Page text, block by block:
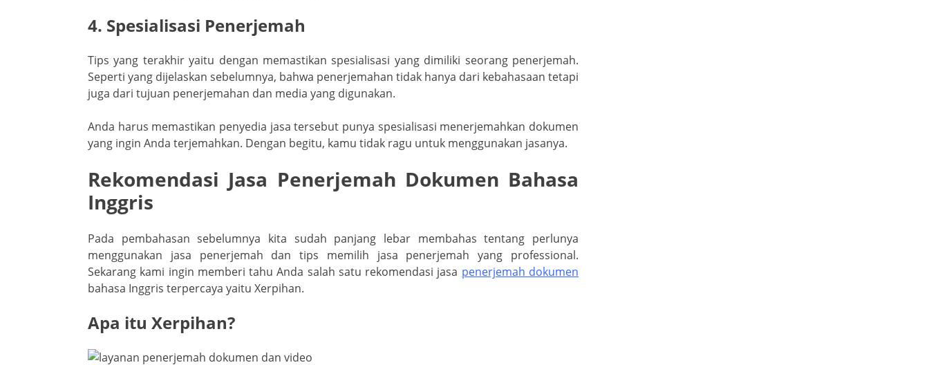
4. Spesialisasi Penerjemah
Tips yang terakhir yaitu dengan memastikan spesialisasi yang dimiliki seorang penerjemah.
Seperti yang dijelaskan sebelumnya, bahwa penerjemahan tidak hanya dari kebahasaan tetapi
juga dari tujuan penerjemahan dan media yang digunakan.
Anda harus memastikan penyedia jasa tersebut punya spesialisasi menerjemahkan dokumen
yang ingin Anda terjemahkan. Dengan begitu, kamu tidak ragu untuk menggunakan jasanya.
Rekomendasi Jasa Penerjemah Dokumen Bahasa
Inggris
Pada pembahasan sebelumnya kita sudah panjang lebar membahas tentang perlunya
menggunakan jasa penerjemah dan tips memilih jasa penerjemah yang professional.
Sekarang kami ingin memberi tahu Anda salah satu rekomendasi jasa penerjemah dokumen
bahasa Inggris terpercaya yaitu Xerpihan.
Apa itu Xerpihan?